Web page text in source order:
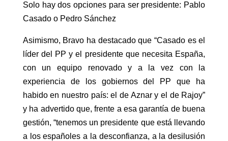
Solo hay dos opciones para ser presidente: Pablo
Casado o Pedro Sánchez
Asimismo, Bravo ha destacado que “Casado es el
líder del PP y el presidente que necesita España,
con un equipo renovado y a la vez con la
experiencia de los gobiernos del PP que ha
habido en nuestro país: el de Aznar y el de Rajoy”
y ha advertido que, frente a esa garantía de buena
gestión, “tenemos un presidente que está llevando
a los españoles a la desconfianza, a la desilusión